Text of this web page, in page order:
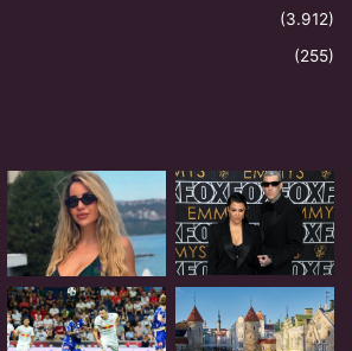
(3.912)
(255)